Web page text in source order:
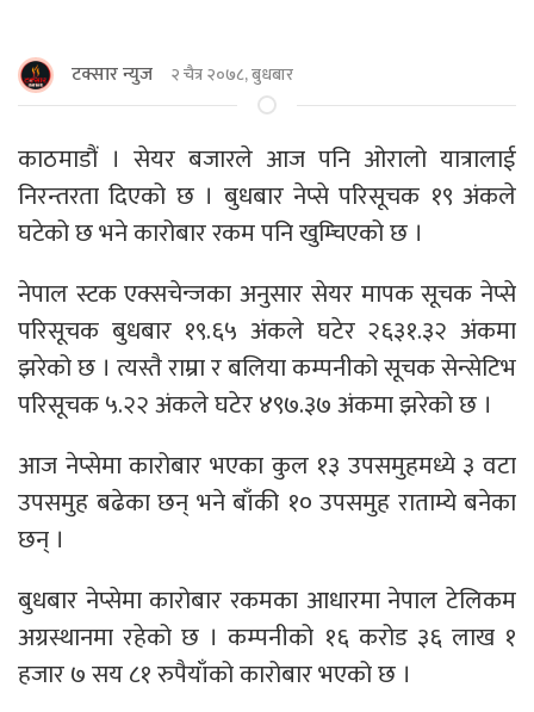
टक्सार न्युज २ चैत्र २०७८, बुधबार
काठमाडौं । सेयर बजारले आज पनि ओरालो यात्रालाई
निरन्तरता दिएको छ । बुधबार नेप्से परिसूचक १९ अंकले
घटेको छ भने कारोबार रकम पनि खुम्चिएको छ ।
नेपाल स्टक एक्सचेन्जका अनुसार सेयर मापक सूचक नेप्से
परिसूचक बुधबार १९.६५ अंकले घटेर २६३१.३२ अंकमा
झरेको छ । त्यस्तै राम्रा र बलिया कम्पनीको सूचक सेन्सेटिभ
परिसूचक ५.२२ अंकले घटेर ४९७.३७ अंकमा झरेको छ ।
आज नेप्सेमा कारोबार भएका कुल १३ उपसमुहमध्ये ३ वटा
उपसमुह बढेका छन् भने बाँकी १० उपसमुह राताम्ये बनेका
छन् ।
बुधबार नेप्सेमा कारोबार रकमका आधारमा नेपाल टेलिकम
अग्रस्थानमा रहेको छ । कम्पनीको १६ करोड ३६ लाख १
हजार ७ सय ८१ रुपैयाँको कारोबार भएको छ ।